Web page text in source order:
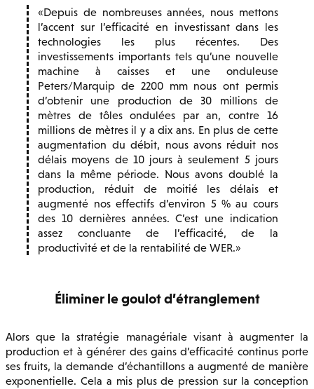
Depuis de nombreuses années, nous mettons
l’accent sur l’efficacité en investissant dans les
technologies les plus récentes. Des
investissements importants tels qu’une nouvelle
machine à caisses et une onduleuse
Peters/Marquip de 2200 mm nous ont permis
d’obtenir une production de 30 millions de
mètres de tôles ondulées par an, contre 16
millions de mètres il y a dix ans. En plus de cette
augmentation du débit, nous avons réduit nos
délais moyens de 10 jours à seulement 5 jours
dans la même période. Nous avons doublé la
production, réduit de moitié les délais et
augmenté nos effectifs d’environ 5 % au cours
des 10 dernières années. C’est une indication
assez concluante de l’efficacité, de la
productivité et de la rentabilité de WER.
Éliminer le goulot d’étranglement
Alors que la stratégie managériale visant à augmenter la
production et à générer des gains d’efficacité continus porte
ses fruits, la demande d’échantillons a augmenté de manière
exponentielle. Cela a mis plus de pression sur la conception